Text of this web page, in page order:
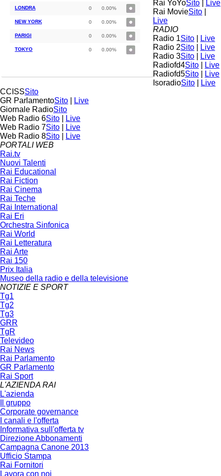
LONDRA 0 0.00%
NEW YORK 0 0.00%
PARIGI 0 0.00%
TOKYO 0 0.00%
Rai YoYoSito
Live
Rai MovieSito
Live
RADIO
Radio 1Sito
Live
Radio 2Sito
Live
Radio 3Sito
Live
Radiofd4Sito
Live
Radiofd5Sito
Live
IsoradioSito
Live
CCISSSito
GR ParlamentoSito
Live
Giornale RadioSito
Web Radio 6Sito
Live
Web Radio 7Sito
Live
Web Radio 8Sito
Live
PORTALI WEB
Rai.tv
Nuovi Talenti
Rai Educational
Rai Fiction
Rai Cinema
Rai Teche
Rai International
Rai Eri
Orchestra Sinfonica
Rai World
Rai Letteratura
Rai Arte
Rai 150
Prix Italia
Museo della radio e della televisione
NOTIZIE E SPORT
Tg1
Tg2
Tg3
GRR
TgR
Televideo
Rai News
Rai Parlamento
GR Parlamento
Rai Sport
L'AZIENDA RAI
L'azienda
Il gruppo
Corporate governance
I canali e l'offerta
Informativa sull'offerta tv
Direzione Abbonamenti
Campagna Canone 2013
Ufficio Stampa
Rai Fornitori
Lavora con noi